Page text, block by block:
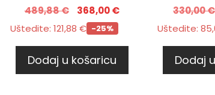
489,88€ 368,00€
Uštedite: 121,88 € -25%
Dodaj u košaricu
330,00€
Uštedite:
Dodaj